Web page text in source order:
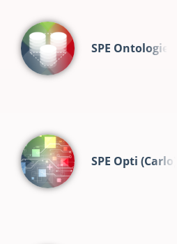
SPE Ontologie
SPE Opti (Carlo)